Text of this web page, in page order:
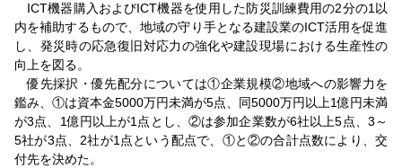
ICT機器購入およびICT機器を使用した防災訓練費用の2分の1以
内を補助するもので、地域の守り手となる建設業のICT活用を促進
し、発災時の応急復旧対応力の強化や建設現場における生産性の
向上を図る。
優先採択・優先配分については①企業規模②地域への影響力を
鑑み、①は資本金5000万円未満が5点、同5000万円以上1億円未満
が3点、1億円以上が1点とし、②は参加企業数が6社以上5点、3～
5社が3点、2社が1点という配点で、①と②の合計点数により、交
付先を決めた。